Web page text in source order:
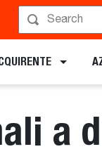
a
Pianificare una Demo